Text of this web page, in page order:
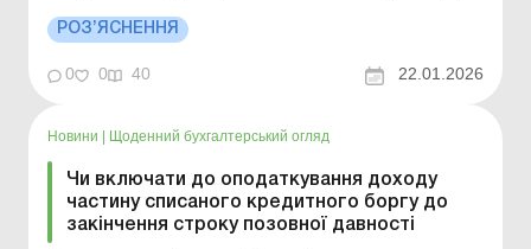
фізичних осіб, які не пов’язані з таким кредитором та
не перебувають (не перебували) з ним у трудових
відносинах, фінансовий результат до оп...
РОЗ’ЯСНЕННЯ
0 0 40 22.01.2026
Новини | Щоденний бухгалтерський огляд
Чи включати до оподаткування доходу
частину списаного кредитного боргу до
закінчення строку позовної давності